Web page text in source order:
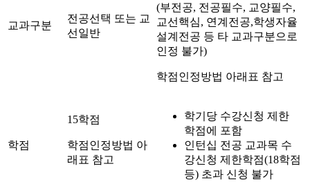
교과구분
전공선택 또는 교
선일반
(부전공, 전공필수, 교양필수,
교선핵심, 연계전공,학생자율
설계전공 등 타 교과구분으로
인정 불가)
학점인정방법 아래표 참고
학점
15학점
학점인정방법 아
래표 참고
학기당 수강신청 제한
학점에 포함
인턴십 전공 교과목 수
강신청 제한학점(18학점
등) 초과 신청 불가